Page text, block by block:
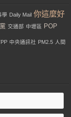
學 Daily Mail 你這麼好
交通部 中壢區 POP
中央通訊社 PM2.5 人間